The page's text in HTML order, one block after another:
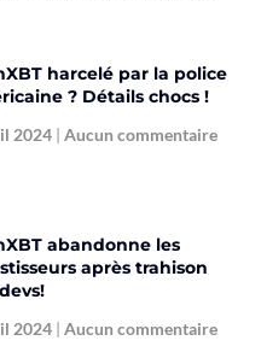
harcelé par la police
? Détails chocs !
2024 Aucun commentaire
abandonne les
après trahison
2024 Aucun commentaire